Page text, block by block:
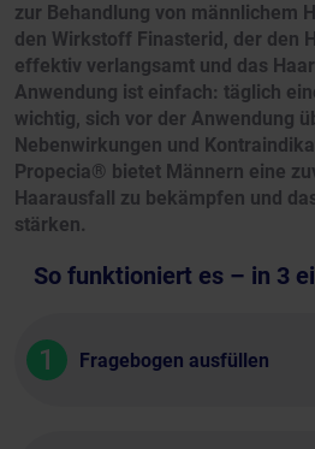
zur Behandlung von männlichem
den Wirkstoff Finasterid, der den
effektiv verlangsamt und das
Anwendung ist einfach: täglich
wichtig, sich vor der Anwendung
Nebenwirkungen und
Propecia® bietet Männern eine
Haarausfall zu bekämpfen und
stärken.
So funktioniert es – in 3
1 Fragebogen ausfüllen